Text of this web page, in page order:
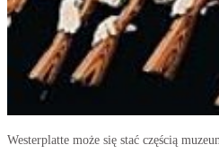
Westerplatte może się stać częścią